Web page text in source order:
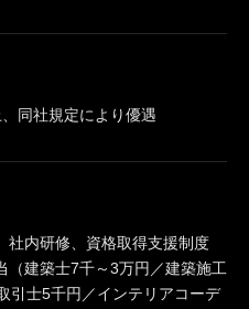
同社規定により優遇
社内研修、資格取得支援制度
（建築士7千～3万円／建築施工
引士5千円／インテリアコーデ